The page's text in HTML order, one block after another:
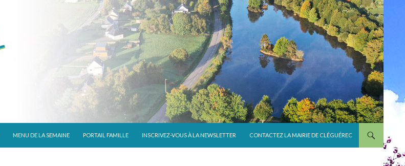
MENU DE LA SEMAINE PORTAIL FAMILLE INSCRIVEZ-VOUS À LA NEWSLETTER CONTACTEZ LA MAIRIE DE CLÉGUÉREC